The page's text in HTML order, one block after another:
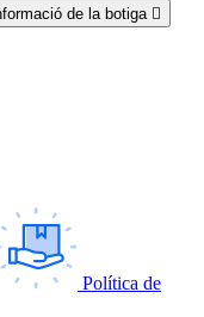
de la botiga 
Política de